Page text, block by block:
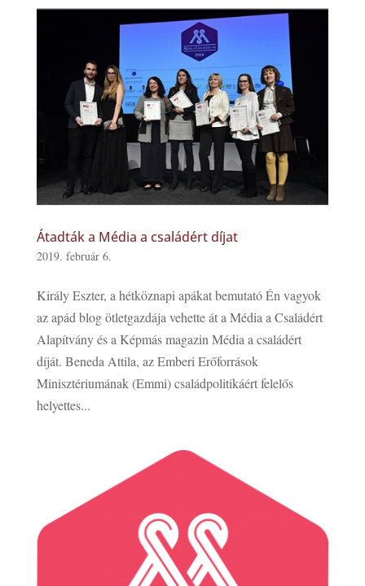
Átadták a Média a családért díjat
2019. február 6.
Király Eszter, a hétköznapi apákat bemutató Én vagyok
az apád blog ötletgazdája vehette át a Média a Családért
Alapítvány és a Képmás magazin Média a családért
díját. Beneda Attila, az Emberi Erőforrások
Minisztériumának (Emmi) családpolitikáért felelős
helyettes...